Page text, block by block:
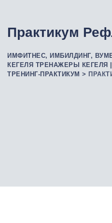
Практикум
ИМФИТНЕС, ИМБИЛДИНГ,
КЕГЕЛЯ ТРЕНАЖЕРЫ КЕГЕЛЯ
ТРЕНИНГ-ПРАКТИКУМ >